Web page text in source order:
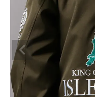
新商品
カテゴリー
スタイリング
ニュース・特集